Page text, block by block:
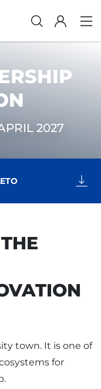
2027
town. It is one of
for